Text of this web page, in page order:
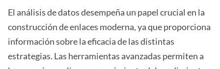
El análisis de datos desempeña un papel crucial en la
construcción de enlaces moderna, ya que proporciona
información sobre la eficacia de las distintas
estrategias. Las herramientas avanzadas permiten a